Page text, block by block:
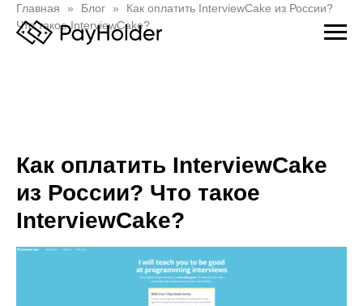
Главная Блог
Как оплатить InterviewCake из России?
Что такое InterviewCake?
Как оплатить InterviewCake
из России? Что такое
InterviewCake?